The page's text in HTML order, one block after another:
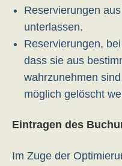
Reservierungen
unterlassen.
Reservierungen,
dass sie aus
wahrzunehmen
möglich gelöscht
Eintragen des
Im Zuge der